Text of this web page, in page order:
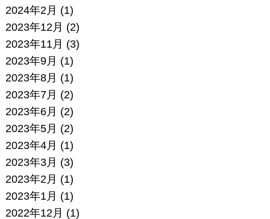
2024年2月 (1)
2023年12月 (2)
2023年11月 (3)
2023年9月 (1)
2023年8月 (1)
2023年7月 (2)
2023年6月 (2)
2023年5月 (2)
2023年4月 (1)
2023年3月 (3)
2023年2月 (1)
2023年1月 (1)
2022年12月 (1)